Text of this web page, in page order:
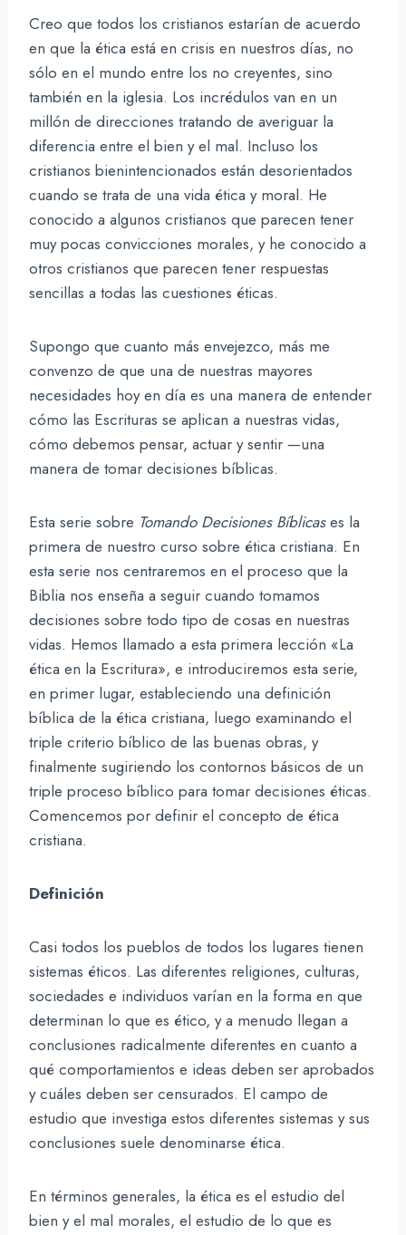
Creo que todos los cristianos estarían de acuerdo
en que la ética está en crisis en nuestros días, no
sólo en el mundo entre los no creyentes, sino
también en la iglesia. Los incrédulos van en un
millón de direcciones tratando de averiguar la
diferencia entre el bien y el mal. Incluso los
cristianos bienintencionados están desorientados
cuando se trata de una vida ética y moral. He
conocido a algunos cristianos que parecen tener
muy pocas convicciones morales, y he conocido a
otros cristianos que parecen tener respuestas
sencillas a todas las cuestiones éticas.
Supongo que cuanto más envejezco, más me
convenzo de que una de nuestras mayores
necesidades hoy en día es una manera de entender
cómo las Escrituras se aplican a nuestras vidas,
cómo debemos pensar, actuar y sentir —una
manera de tomar decisiones bíblicas.
Esta serie sobre Tomando Decisiones Bíblicases la
primera de nuestro curso sobre ética cristiana. En
esta serie nos centraremos en el proceso que la
Biblia nos enseña a seguir cuando tomamos
decisiones sobre todo tipo de cosas en nuestras
vidas. Hemos llamado a esta primera lección «La
ética en la Escritura», e introduciremos esta serie,
en primer lugar, estableciendo una definición
bíblica de la ética cristiana, luego examinando el
triple criterio bíblico de las buenas obras, y
finalmente sugiriendo los contornos básicos de un
triple proceso bíblico para tomar decisiones éticas.
Comencemos por definir el concepto de ética
cristiana.
Definición
Casi todos los pueblos de todos los lugares tienen
sistemas éticos. Las diferentes religiones, culturas,
sociedades e individuos varían en la forma en que
determinan lo que es ético, y a menudo llegan a
conclusiones radicalmente diferentes en cuanto a
qué comportamientos e ideas deben ser aprobados
y cuáles deben ser censurados. El campo de
estudio que investiga estos diferentes sistemas y sus
conclusiones suele denominarse ética.
En términos generales, la ética es el estudio del
bien y el mal morales, el estudio de lo que es